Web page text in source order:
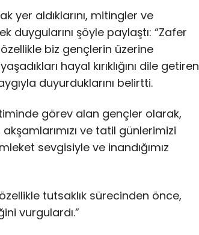
yer aldıklarını, mitingler ve
şöyle paylaştı: “Zafer
özellikle biz gençlerin üzerine
hayal kırıklığını dile getiren
duyurduklarını belirtti.
görev alan gençler olarak,
ve tatil günlerimizi
sevgisiyle ve inandığımız
tutsaklık sürecinden önce,
vurgulardı.”